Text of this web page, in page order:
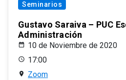
Seminarios
Gustavo Saraiva – PUC
Administración
10 de Noviembre de 2020
17:00
Zoom